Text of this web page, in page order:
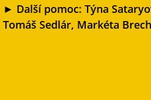
► Další pomoc: Týna
Tomáš Sedlár, Markéta